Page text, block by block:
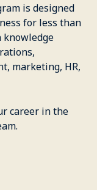
is designed
for less than
knowledge
marketing, HR,
career in the